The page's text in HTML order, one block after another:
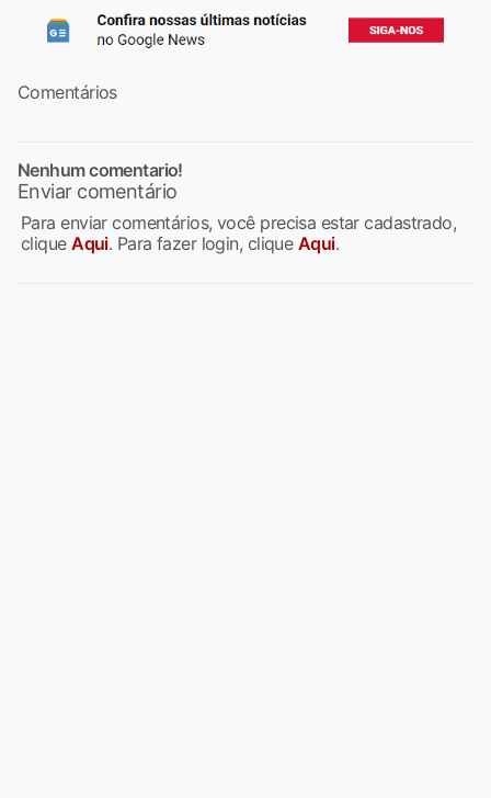
Comentários
Nenhum comentario!
Enviar comentário
Para enviar comentários, você precisa estar cadastrado,
cliqueAqui. Para fazer login, clique Aqui.